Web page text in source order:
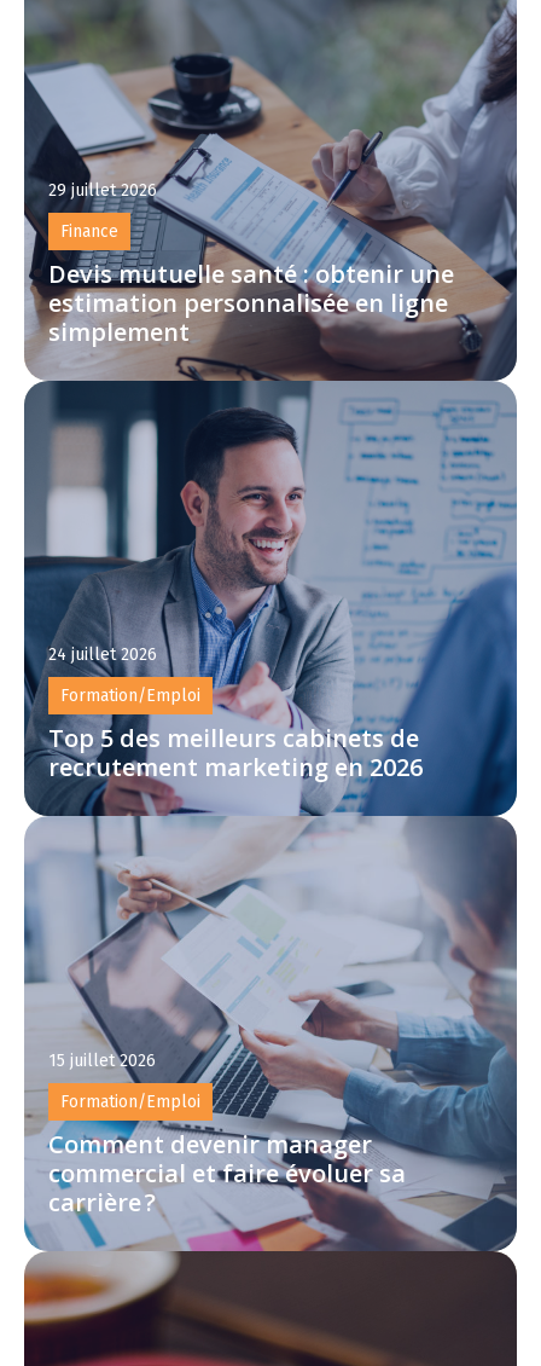
29 juillet 2026
Finance
Devis mutuelle santé : obtenir une
estimation personnalisée en ligne
simplement
24 juillet 2026
Formation/Emploi
Top 5 des meilleurs cabinets de
recrutement marketing en 2026
15 juillet 2026
Formation/Emploi
Comment devenir manager
commercial et faire évoluer sa
carrière ?